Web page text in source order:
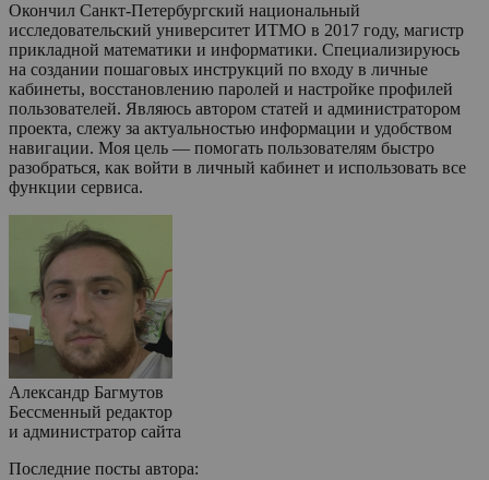
Окончил Санкт-Петербургский национальный
исследовательский университет ИТМО в 2017 году, магистр
прикладной математики и информатики. Специализируюсь
на создании пошаговых инструкций по входу в личные
кабинеты, восстановлению паролей и настройке профилей
пользователей. Являюсь автором статей и администратором
проекта, слежу за актуальностью информации и удобством
навигации. Моя цель — помогать пользователям быстро
разобраться, как войти в личный кабинет и использовать все
функции сервиса.
Александр Багмутов
Бессменный редактор
и администратор сайта
Последние посты автора: